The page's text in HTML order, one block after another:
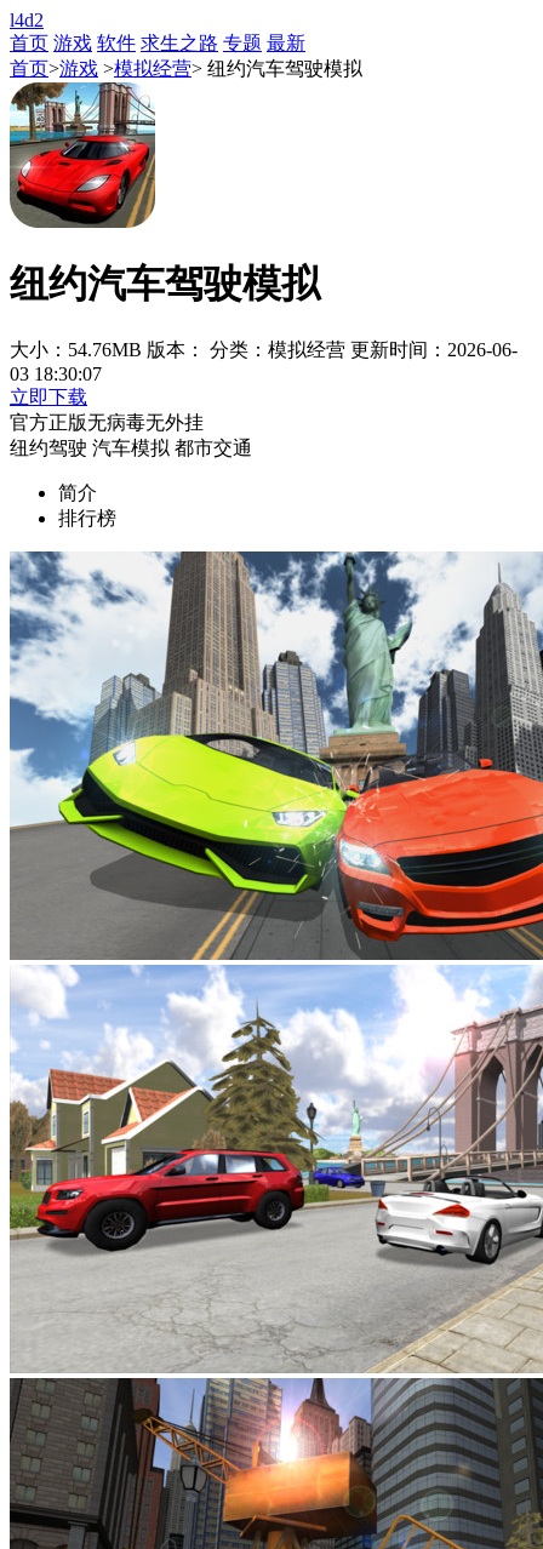
l4d2
首页 游戏 软件 求生之路 专题 最新
首页>游戏 >模拟经营> 纽约汽车驾驶模拟
纽约汽车驾驶模拟
大小：54.76MB 版本： 分类：模拟经营 更新时间：2026-06-
03 18:30:07
立即下载
官方正版无病毒无外挂
纽约驾驶 汽车模拟 都市交通
简介
排行榜